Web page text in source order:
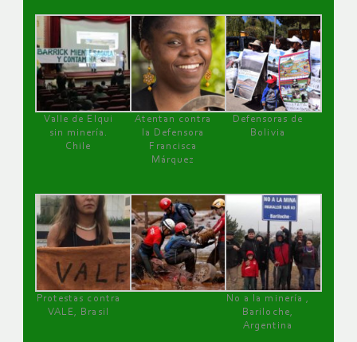
Valle de Elqui
sin minería.
Chile
Atentan contra
la Defensora
Francisca
Márquez
Defensoras de
Bolivia
Protestas contra
VALE, Brasil
No a la minería ,
Bariloche,
Argentina